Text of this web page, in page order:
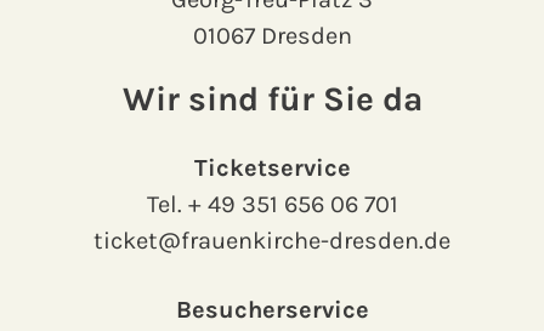
01067 Dresden
Wir sind für Sie da
Ticketservice
Tel. + 49 351 656 06 701
ticket@frauenkirche-dresden.de
Besucherservice